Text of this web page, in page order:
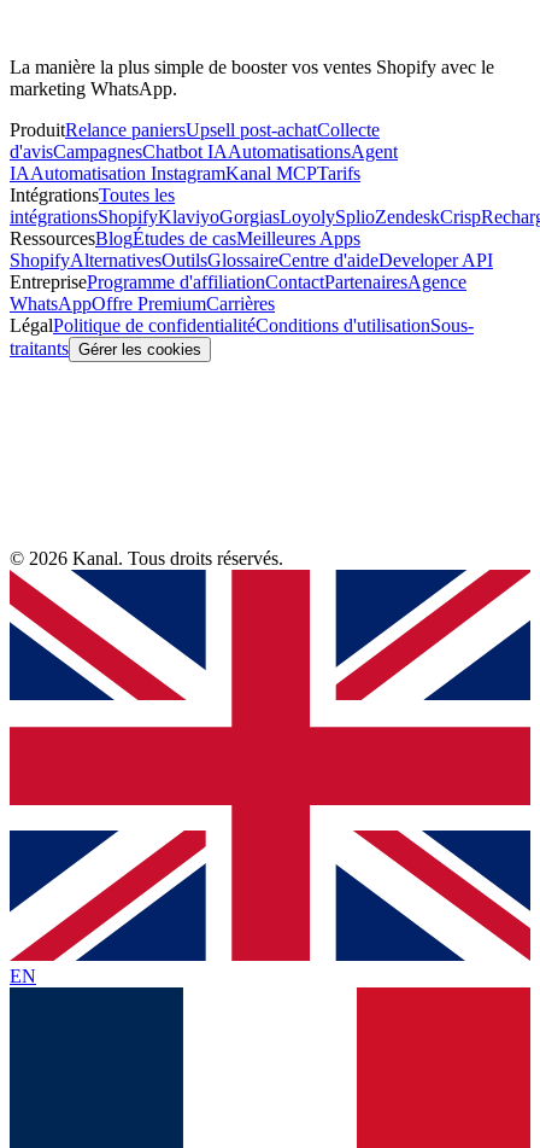
La manière la plus simple de booster vos ventes Shopify avec le
marketing WhatsApp.
ProduitRelance paniersUpsell post-achatCollecte
d'avisCampagnesChatbot IAAutomatisationsAgent
IAAutomatisation InstagramKanal MCPTarifs
IntégrationsToutes les
intégrationsShopifyKlaviyoGorgiasLoyolySplioZendeskCrisp
RessourcesBlogÉtudes de casMeilleures Apps
ShopifyAlternativesOutilsGlossaireCentre d'aideDeveloper API
EntrepriseProgramme d'affiliationContactPartenairesAgence
WhatsAppOffre PremiumCarrières
LégalPolitique de confidentialitéConditions d'utilisationSous-
traitants Gérer les cookies
© 2026 Kanal. Tous droits réservés.
EN